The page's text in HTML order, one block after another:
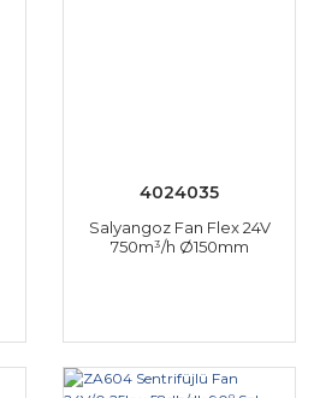
4024035
Salyangoz Fan Flex 24V
750m³/h Ø150mm